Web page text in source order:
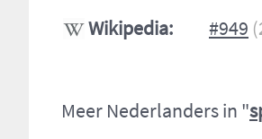
Wikipedia:
#949
Meer Nederlanders in "